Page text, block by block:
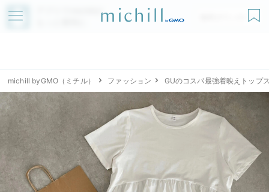
アプリでmichillが
無料ダウンロード
michill byGMO（ミチル） ファッション GUのコスパ最強着映えトップ